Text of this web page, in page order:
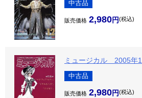
中古品
販売価格 2,980 税込
ミュージカル 2005年
中古品
販売価格 2,980 税込